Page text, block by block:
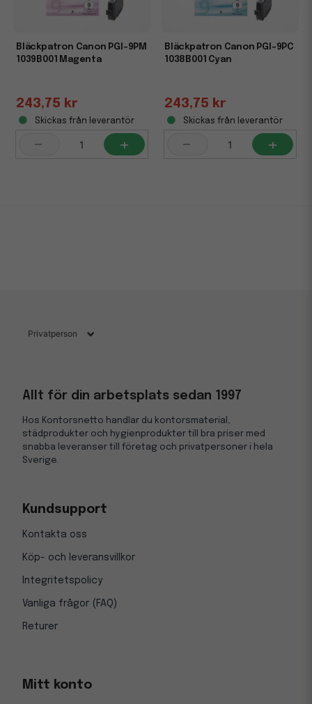
Bläckpatron Canon PGI-9PM
1039B001 Magenta
243,75 kr
Skickas från leverantör
- +
Bläckpatron Canon PGI-9PC
1038B001 Cyan
243,75 kr
Skickas från leverantör
- +
Allt för din arbetsplats sedan 1997
Hos Kontorsnetto handlar du kontorsmaterial,
städprodukter och hygienprodukter till bra priser med
snabba leveranser till företag och privatpersoner i hela
Sverige.
Kundsupport
Kontakta oss
Köp- och leveransvillkor
Integritetspolicy
Vanliga frågor (FAQ)
Returer
Mitt konto